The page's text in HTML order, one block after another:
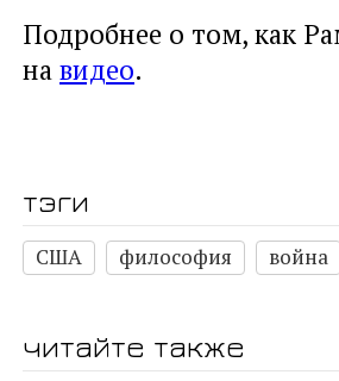
Подробнее о том, как
на видео.
тэги
США философия война
читайте также